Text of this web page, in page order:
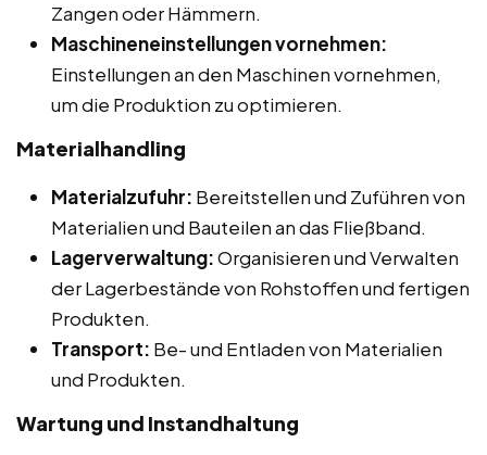
Zangen oder Hämmern.
Maschineneinstellungen vornehmen:
Einstellungen an den Maschinen vornehmen,
um die Produktion zu optimieren.
Materialhandling
Materialzufuhr: Bereitstellen und Zuführen von
Materialien und Bauteilen an das Fließband.
Lagerverwaltung:Organisieren und Verwalten
der Lagerbestände von Rohstoffen und fertigen
Produkten.
Transport: Be- und Entladen von Materialien
und Produkten.
Wartung und Instandhaltung